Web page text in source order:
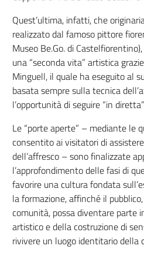
Quest’ultima, infatti, che
realizzato dal famoso pittore
Museo Be.Go. di
una “seconda vita” artistica
Minguell, il quale ha eseguito al
basata sempre sulla tecnica
l’opportunità di seguire “in
Le “porte aperte” – mediante le
consentito ai visitatori di
dell’affresco – sono finalizzate
l’approfondimento delle fasi di
favorire una cultura fondata
la formazione, affinché il
comunità, possa diventare parte
artistico e della costruzione di
rivivere un luogo identitario della